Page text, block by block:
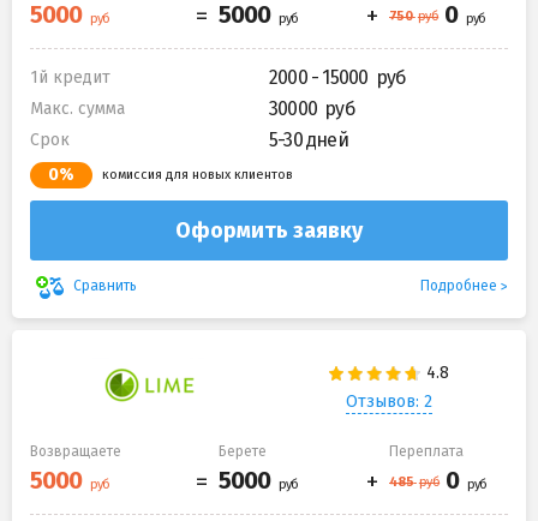
1й кредит 2000 - 15000
Макс. сумма 30000
Срок 5-30 дней
0% комиссия для новых клиентов
Оформить заявку
Сравнить Подробнее
Отзывов: 2
Возвращаете Берете Переплата